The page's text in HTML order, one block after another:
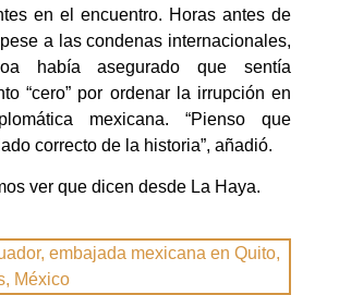
en el encuentro. Horas antes de
a las condenas internacionales,
había asegurado que sentía
“cero” por ordenar la irrupción en
mexicana. “Pienso que
correcto de la historia”, añadió.
ver que dicen desde La Haya.
, embajada mexicana en Quito,
, México